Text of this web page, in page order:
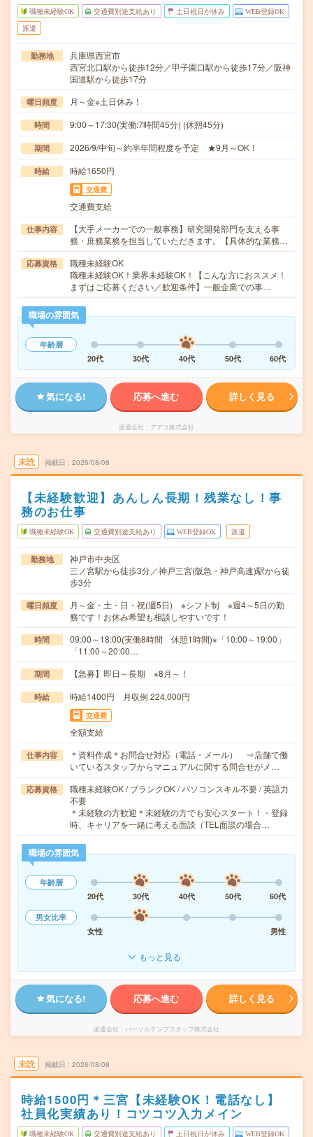
職種未経験OK 交通費別途支給あり 土日祝日が休み WEB登録OK
派遣
勤務地
兵庫県西宮市
西宮北口駅から徒歩12分／甲子園口駅から徒歩17分／阪神
国道駅から徒歩17分
曜日頻度 月～金※土日休み！
時間 9:00～17:30(実働:7時間45分) (休憩45分)
期間 2026/9/中旬～約半年間程度を予定 ★9月～OK！
時給 時給1650円
交通費
交通費支給
仕事内容
【大手メーカーでの一般事務】研究開発部門を支える事
務・庶務業務を担当していただきます。【具体的な業務…
応募資格
職種未経験OK
職種未経験OK！業界未経験OK！【こんな方におススメ！
まずはご応募ください／歓迎条件】一般企業での事…
職場の雰囲気
年齢層
20代
30代 40代 50代 60代
気になる! 応募へ進む 詳しく見る
派遣会社 アデコ株式会社
未読 掲載日 2026/08/08
【未経験歓迎】あんしん長期！残業なし！事
務のお仕事
職種未経験OK 交通費別途支給あり WEB登録OK 派遣
勤務地
神戸市中央区
三ノ宮駅から徒歩3分／神戸三宮(阪急・神戸高速)駅から徒
歩3分
曜日頻度
月～金・土・日・祝(週5日) ※シフト制 ※週4～5日の勤
務です！お休み希望も相談しやすいです！
時間
09:00～18:00(実働8時間 休憩1時間)※「10:00～19:00」
「11:00～20:00…
期間 【急募】即日～長期 ※8月～！
時給 時給1400円 月収例 224,000円
交通費
全額支給
仕事内容
＊資料作成＊お問合せ対応（電話・メール） ⇒店舗で働
いているスタッフからマニュアルに関する問合せがメ…
応募資格
職種未経験OK / ブランクOK / パソコンスキル不要 / 英語力
不要
＊未経験の方歓迎＊未経験の方でも安心スタート！・登録
時、キャリアを一緒に考える面談（TEL面談の場合…
職場の雰囲気
年齢層
20代
30代 40代 50代
60代
男女比率
女性
男性
もっと見る
気になる! 応募へ進む 詳しく見る
派遣会社 パーソルテンプスタッフ株式会社
未読 掲載日 2026/08/08
時給1500円＊三宮【未経験OK！電話なし】
社員化実績あり！コツコツ入力メイン
職種未経験OK 交通費別途支給あり 土日祝日が休み WEB登録OK